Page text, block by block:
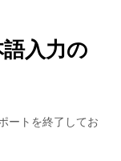
入力の
ートを終了してお